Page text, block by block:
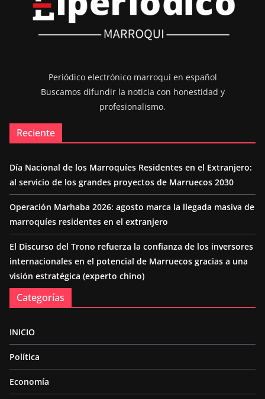
Periódico electrónico marroquí en español
Buscamos difundir la noticia con honestidad y
profesionalismo.
Reciente
Día Nacional de los Marroquíes Residentes en el Extranjero:
al servicio de los grandes proyectos de Marruecos 2030
Operación Marhaba 2026: agosto marca la llegada masiva de
marroquíes residentes en el extranjero
El Discurso del Trono refuerza la confianza de los inversores
internacionales en el potencial de Marruecos gracias a una
visión estratégica (experto chino)
Categorías
INICIO
Política
Economía